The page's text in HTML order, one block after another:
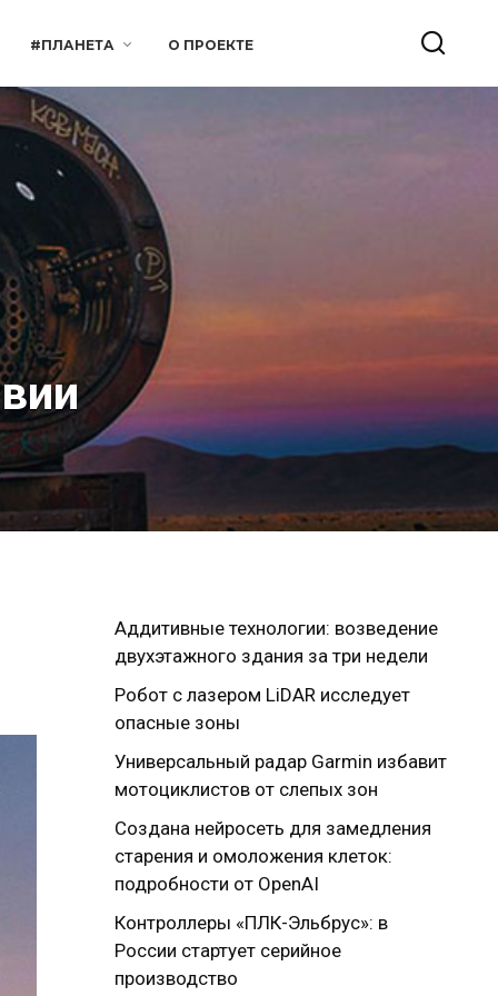
#ПЛАНЕТА О ПРОЕКТЕ
Аддитивные технологии: возведение
двухэтажного здания за три недели
Робот с лазером LiDAR исследует
опасные зоны
Универсальный радар Garmin избавит
мотоциклистов от слепых зон
Создана нейросеть для замедления
старения и омоложения клеток:
подробности от OpenAI
Контроллеры «ПЛК-Эльбрус»: в
России стартует серийное
производство